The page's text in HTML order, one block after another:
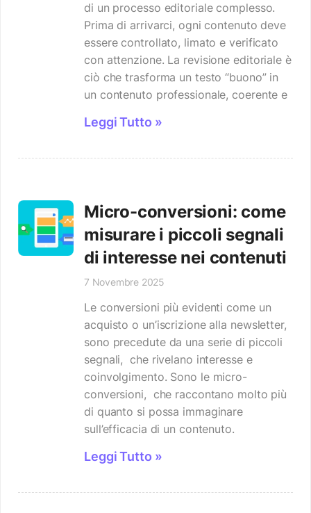
di un processo editoriale complesso.
Prima di arrivarci, ogni contenuto deve
essere controllato, limato e verificato
con attenzione. La revisione editoriale è
ciò che trasforma un testo “buono” in
un contenuto professionale, coerente e
Leggi Tutto »
Micro-conversioni: come
misurare i piccoli segnali
di interesse nei contenuti
7 Novembre 2025
Le conversioni più evidenti come un
acquisto o un’iscrizione alla newsletter,
sono precedute da una serie di piccoli
segnali, che rivelano interesse e
coinvolgimento. Sono le micro-
conversioni, che raccontano molto più
di quanto si possa immaginare
sull’efficacia di un contenuto.
Leggi Tutto »